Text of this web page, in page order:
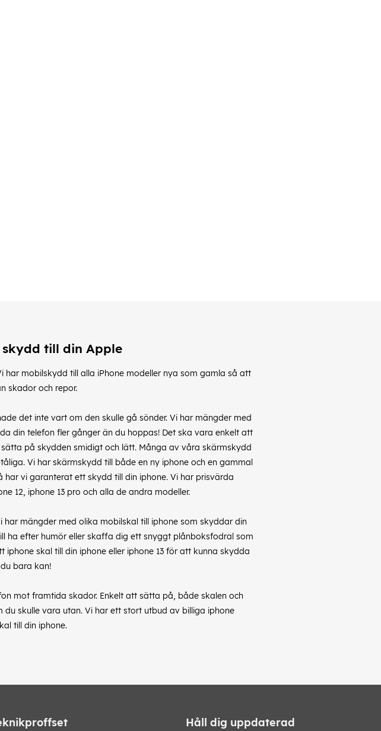
till din Apple
mobilskydd till alla iPhone modeller nya som gamla så att
skador och repor.
det inte vart om den skulle gå sönder. Vi har mängder med
din telefon fler gånger än du hoppas! Det ska vara enkelt att
på skydden smidigt och lätt. Många av våra skärmskydd
Vi har skärmskydd till både en ny iphone och en gammal
har vi garanterat ett skydd till din iphone. Vi har prisvärda
12, iphone 13 pro och alla de andra modeller.
mängder med olika mobilskal till iphone som skyddar din
ha efter humör eller skaffa dig ett snyggt plånboksfodral som
skal till din iphone eller iphone 13 för att kunna skydda
bara kan!
mot framtida skador. Enkelt att sätta på, både skalen och
skulle vara utan. Vi har ett stort utbud av billiga iphone
till din iphone.
Håll dig uppdaterad